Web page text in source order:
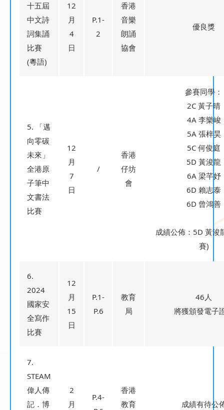
十五屆
中文詩
詞集誦
比賽
(粵語)
12
月
4
日
P.1-
2
香港
音樂
朗誦
協會
優良獎
5. 「邁
向零碳
未來」
全港原
子筆中
文書法
比賽
12
月
7
日
/
香港
仔坊
會
參賽同學：
2C 黃子晴
4A 李樂峻
5A 張梓昊
5C 何俊庭
5D 黃浚龍
6A 梁芊妤
6D 賴志泰
6D 曾鴻善
成績公佈：5D 黃浚
賽)
6.
2024
國家安
全寫作
比賽
12
月
15
日
P.1-
P.6
教育
局
46人
將獲頒發電子
7.
STEAM
偉人傳
記．博
2
月
P.4-
香港
教育
成績有待公